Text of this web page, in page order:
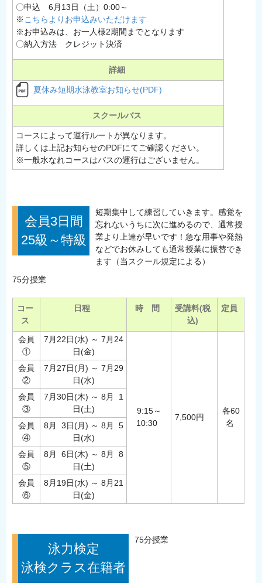
〇申込 6月13日（土）0:00～
※ こちらよりお申込みいただけます
※お申込みは、お一人様2期間までとなります
〇納入方法 クレジット決済
詳細
夏休み短期水泳教室お知らせ(PDF)
スクールバス
コースによって運行ルートが異なります。
詳しくは上記お知らせのPDFにてご確認ください。
※一般水なれコースはバスの運行はございません。
会員3日間
25級～特級
短期集中して練習していきます。感覚を
忘れないうちに次に進めるので、通常授
業より上達が早いです！急な用事や発熱
などでお休みしても通常授業に振替でき
ます（当スクール規定による）
75分授業
コー
ス
日程 時 間
受講料(税
込)
定員
会員
①
7月22日(水) ～ 7月24
日(金)
9:15～
10:30
7,500円
各60
名
会員
②
7月27日(月) ～ 7月29
日(水)
会員
③
7月30日(木) ～ 8月 1
日(土)
会員
④
8月 3日(月) ～ 8月 5
日(水)
会員
⑤
8月 6日(木) ～ 8月 8
日(土)
会員
⑥
8月19日(水) ～ 8月21
日(金)
泳力検定
泳検クラス在籍者
75分授業